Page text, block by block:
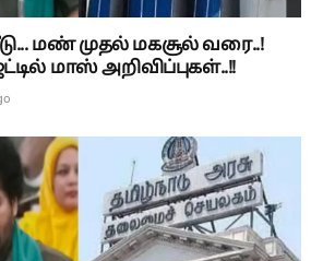
மண் முதல் மகசூல் வரை..!
மாஸ் அறிவிப்புகள்..!!